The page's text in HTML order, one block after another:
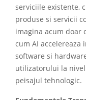
serviciile existente,
produse si servicii
imagina acum doar
cum AI accelereaza
software si
utilizatorului la
peisajul tehnologic.